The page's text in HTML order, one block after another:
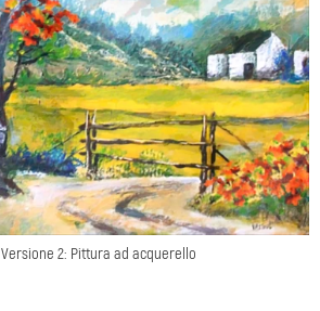
Versione 2: Pittura ad acquerello